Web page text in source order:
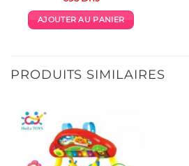
AJOUTER AU PANIER
PRODUITS SIMILAIRES